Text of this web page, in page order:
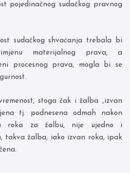
pojedinačnog sudačkog pravnog
sudačkog shvaćanja trebala bi
materijalnog prava, a
procesnog prava, mogla bi se
stoga čak i žalba „izvan
tj. podnesena odmah nakon
roka za žalbu, nije ujedno i
takva žalba, iako izvan roka, ipak